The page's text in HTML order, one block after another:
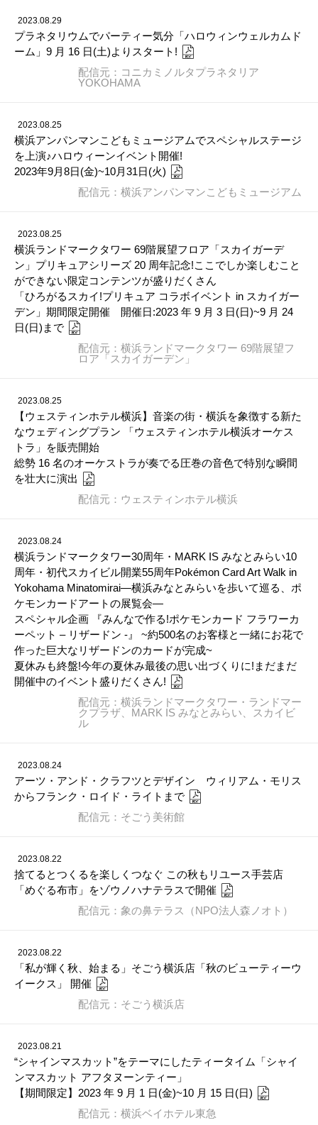
2023.08.29
プラネタリウムでパーティー気分「ハロウィンウェルカムド
ーム」9 月 16 日(土)よりスタート!
配信元：コニカミノルタプラネタリア
YOKOHAMA
2023.08.25
横浜アンパンマンこどもミュージアムでスペシャルステージ
を上演♪ハロウィーンイベント開催!
2023年9月8日(金)~10月31日(火)
配信元：横浜アンパンマンこどもミュージアム
2023.08.25
横浜ランドマークタワー 69階展望フロア「スカイガーデ
ン」プリキュアシリーズ 20 周年記念!ここでしか楽しむこと
ができない限定コンテンツが盛りだくさん
「ひろがるスカイ!プリキュア コラボイベント in スカイガー
デン」期間限定開催 開催日:2023 年 9 月 3 日(日)~9 月 24
日(日)まで
配信元：横浜ランドマークタワー 69階展望フ
ロア「スカイガーデン」
2023.08.25
【ウェスティンホテル横浜】音楽の街・横浜を象徴する新た
なウェディングプラン 「ウェスティンホテル横浜オーケス
トラ」を販売開始
総勢 16 名のオーケストラが奏でる圧巻の音色で特別な瞬間
を壮大に演出
配信元：ウェスティンホテル横浜
2023.08.24
横浜ランドマークタワー30周年・MARK IS みなとみらい10
周年・初代スカイビル開業55周年Pokémon Card Art Walk in
Yokohama Minatomirai―横浜みなとみらいを歩いて巡る、ポ
ケモンカードアートの展覧会―
スペシャル企画 『みんなで作る!ポケモンカード フラワーカ
ーペット – リザードン -』 ~約500名のお客様と一緒にお花で
作った巨大なリザードンのカードが完成~
夏休みも終盤!今年の夏休み最後の思い出づくりに!まだまだ
開催中のイベント盛りだくさん!
配信元：横浜ランドマークタワー・ランドマー
クプラザ、MARK IS みなとみらい、スカイビ
ル
2023.08.24
アーツ・アンド・クラフツとデザイン ウィリアム・モリス
からフランク・ロイド・ライトまで
配信元：そごう美術館
2023.08.22
捨てるとつくるを楽しくつなぐ この秋もリユース手芸店
「めぐる布市」をゾウノハナテラスで開催
配信元：象の鼻テラス（NPO法人森ノオト）
2023.08.22
「私が輝く秋、始まる」そごう横浜店「秋のビューティーウ
イークス」 開催
配信元：そごう横浜店
2023.08.21
“シャインマスカット”をテーマにしたティータイム「シャイ
ンマスカット アフタヌーンティー」
【期間限定】2023 年 9 月 1 日(金)~10 月 15 日(日)
配信元：横浜ベイホテル東急